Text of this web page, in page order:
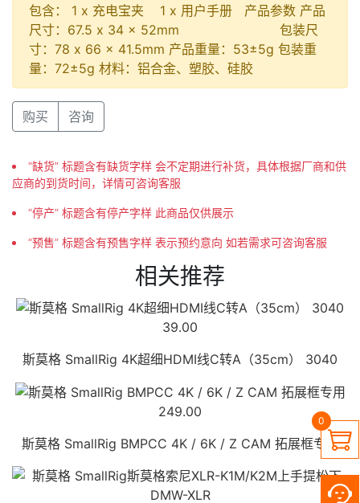

0
包含： 1 x 充电宝夹 1 x 用户手册 产品参数 产品
尺寸：67.5 x 34 x 52mm 包装尺
寸：78 x 66 x 41.5mm 产品重量：53±5g 包装重
量：72±5g 材料：铝合金、塑胶、硅胶
购买 咨询
“缺货” 标题含有缺货字样 会不定期进行补货，具体根据厂商和供
应商的到货时间，详情可咨询客服
“停产” 标题含有停产字样 此商品仅供展示
“预售” 标题含有预售字样 表示预约意向 如若需求可咨询客服
相关推荐
39.00
斯莫格 SmallRig 4K超细HDMI线C转A（35cm） 3040
249.00
斯莫格 SmallRig BMPCC 4K / 6K / Z CAM 拓展框专用